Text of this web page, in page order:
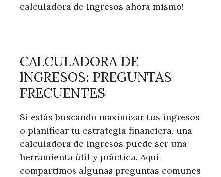
calculadora de ingresos ahora mismo!
CALCULADORA DE
INGRESOS: PREGUNTAS
FRECUENTES
Si estás buscando maximizar tus ingresos
o planificar tu estrategia financiera, una
calculadora de ingresos puede ser una
herramienta útil y práctica. Aquí
compartimos algunas preguntas comunes